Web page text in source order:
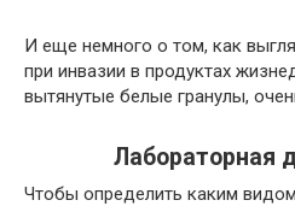
И еще немного о том, как
при инвазии в продуктах
вытянутые белые гранулы,
Лабораторная
Чтобы определить каким